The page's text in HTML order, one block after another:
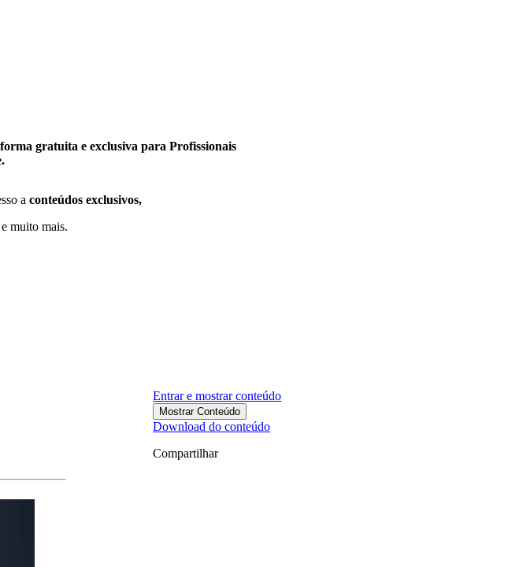
gratuita e exclusiva para Profissionais
a conteúdos exclusivos,
muito mais.
Entrar e mostrar conteúdo
Mostrar Conteúdo
Download do conteúdo
Compartilhar